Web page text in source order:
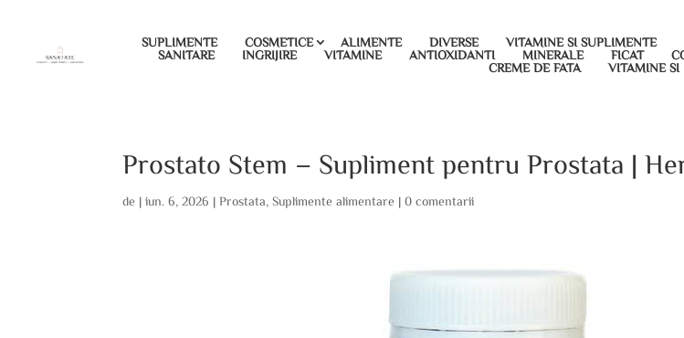
SUPLIMENTE COSMETICE ALIMENTE DIVERSE VITAMINE SI SUPLIMENTE
SANITARE
INGRIJIRE VITAMINE ANTIOXIDANTI MINERALE FICAT
CREME DE FATA
VITAMINE SI
Prostato Stem – Supliment pentru Prostata |
de |iun. 6, 2026 |Prostata ,Suplimente alimentare |0 comentarii